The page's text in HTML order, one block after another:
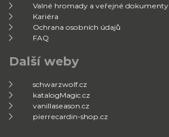
Valné hromady a veřejné dokumenty
Kariéra
Ochrana osobních údajů
FAQ
Další weby
schwarzwolf.cz
katalogMagic.cz
vanillaseason.cz
pierrecardin-shop.cz